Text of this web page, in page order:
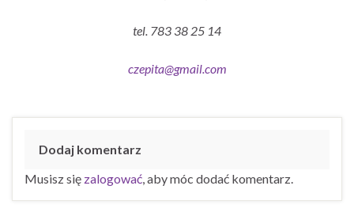
tel. 783 38 25 14
czepita@gmail.com
Dodaj komentarz
Musisz się zalogować , aby móc dodać komentarz.